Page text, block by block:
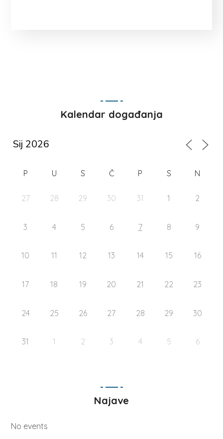
Kalendar događanja
P U S Č P S N
27 28 29 30 31 1 2
3 4 5 6 7 8 9
10 11 12 13 14 15 16
17 18 19 20 21 22 23
24 25 26 27 28 29 30
31 1 2 3 4 5 6
Najave
No events